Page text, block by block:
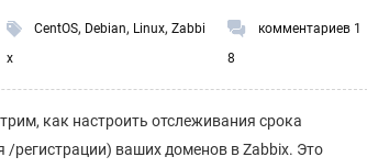
CentOS, Debian, Linux,Zabbi
x
комментариев 1
8
как настроить отслеживания срока
/регистрации) ваших доменов в Zabbix. Это